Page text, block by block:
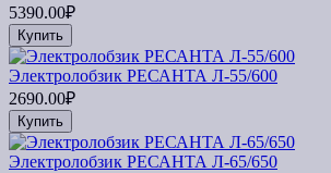
5390.00₽
Купить
Электролобзик РЕСАНТА Л-55/600
2690.00₽
Купить
Электролобзик РЕСАНТА Л-65/650